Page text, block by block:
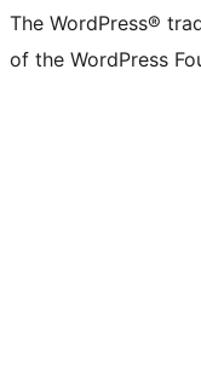
The WordPress®
of the WordPress